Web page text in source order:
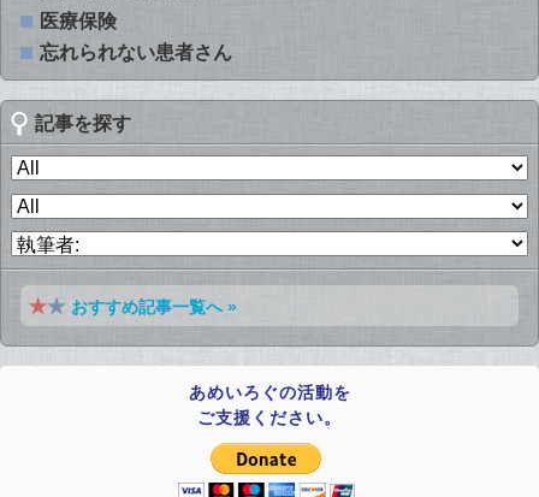
医療保険
忘れられない患者さん
記事を探す
おすすめ記事一覧へ »
あめいろぐの活動を
ご支援ください。